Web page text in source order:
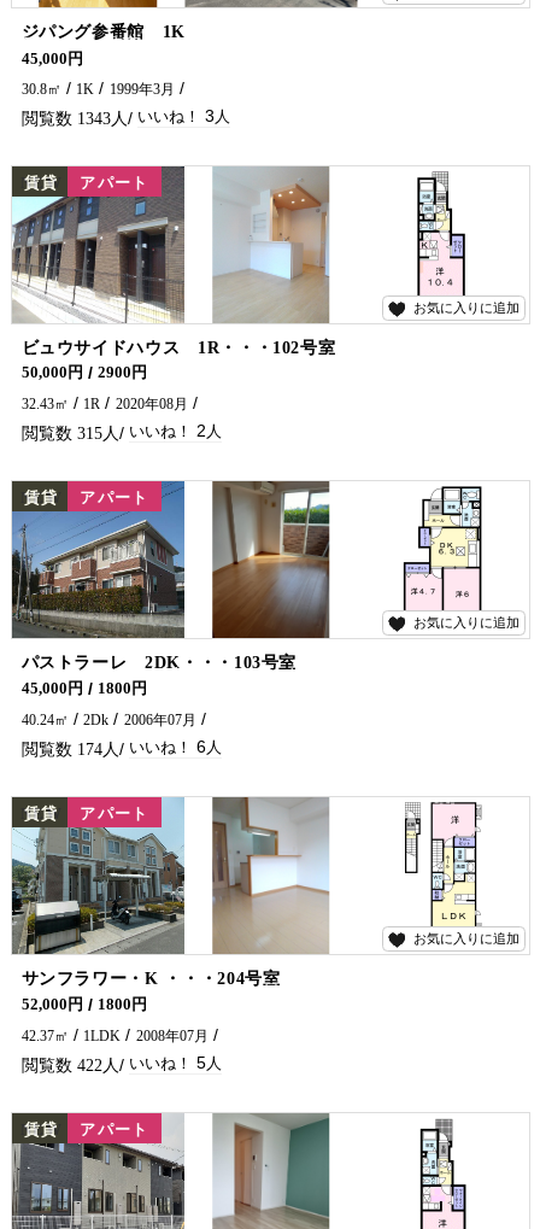
ジパング参番館 1K
日当たり最高(*^-^*) スーパー・コンビニ徒歩圏内の物件がでました！！ ネット無料までついていて至れり尽くせりです(^^♪ お問い合わせは五ヶ瀬不動産まで(^^)/
45,000円
30.8㎡
1K 1999年3月
1343 3
お気に入りに追加
賃貸
NEW アパート
ビュウサイドハウス 1R・・・102号室
カウンターキッチン・ガスコンロ付です♪
50,000円
2900円
32.43㎡
1R 2020年08月
315 2
お気に入りに追加
賃貸
NEW アパート
パストラーレ 2DK・・・103号室
沖田町に大東建託の物件がでました！ 延岡市でアパートをお探しなら五ヶ瀬不動産までお問い合わせください。
45,000円
1800円
40.24㎡
2Dk 2006年07月
174 6
お気に入りに追加
賃貸
NEW アパート
サンフラワー・K ・・・204号室
アパートをお探しでしたら是非五ヶ瀬不動産へお問合せください🏠✨
52,000円
1800円
42.37㎡
1LDK 2008年07月
422 5
賃貸
NEW アパート